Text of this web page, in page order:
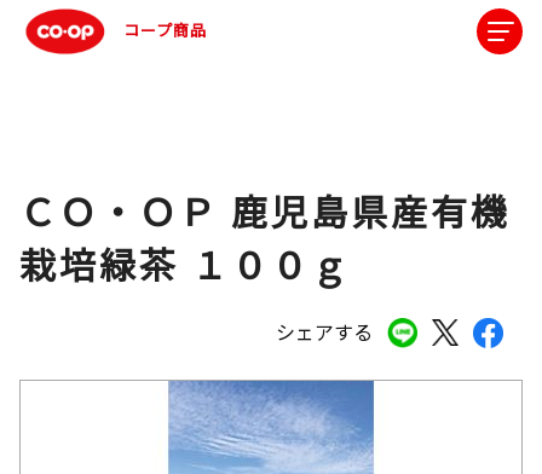
コープ商品
シェアする
ＣＯ・ＯＰ 鹿児島県産有機
栽培緑茶 １００ｇ